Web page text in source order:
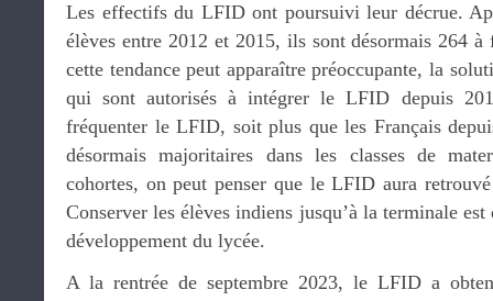
Les effectifs du LFID ont poursuivi leur décrue.
élèves entre 2012 et 2015, ils sont désormais 264 à
cette tendance peut apparaître préoccupante, la
qui sont autorisés à intégrer le LFID depuis
fréquenter le LFID, soit plus que les Français
désormais majoritaires dans les classes de
cohortes, on peut penser que le LFID aura
Conserver les élèves indiens jusqu’à la terminale
développement du lycée.
A la rentrée de septembre 2023, le LFID a